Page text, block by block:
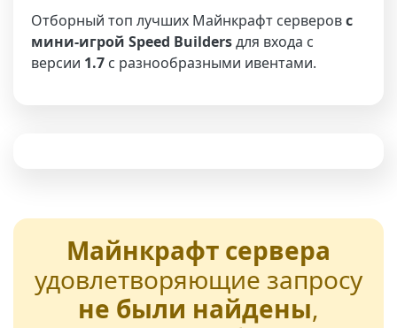
Отборный топ лучших Майнкрафт серверовс
мини-игрой Speed Buildersдля входа с
версии 1.7 с разнообразными ивентами.
Майнкрафт сервера
удовлетворяющие запросу
не были найдены,